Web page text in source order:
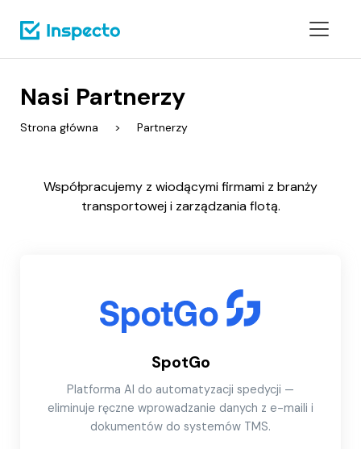
Nasi Partnerzy
Strona główna Partnerzy
Współpracujemy z wiodącymi firmami z branży
transportowej i zarządzania flotą.
SpotGo
Platforma AI do automatyzacji spedycji —
eliminuje ręczne wprowadzanie danych z e-maili i
dokumentów do systemów TMS.